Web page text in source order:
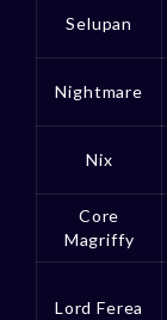
Selupan
Nightmare
Nix
Core
Magriffy
Lord Ferea